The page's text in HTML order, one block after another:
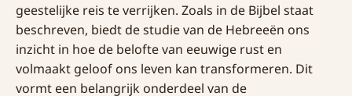
geestelijke reis te verrijken. Zoals in de Bijbel staat
beschreven, biedt de studie van de Hebreeën ons
inzicht in hoe de belofte van eeuwige rust en
volmaakt geloof ons leven kan transformeren. Dit
vormt een belangrijk onderdeel van de